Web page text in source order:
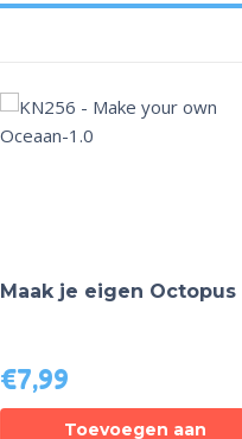
Maak je eigen Octopus
€7,99
Toevoegen aan